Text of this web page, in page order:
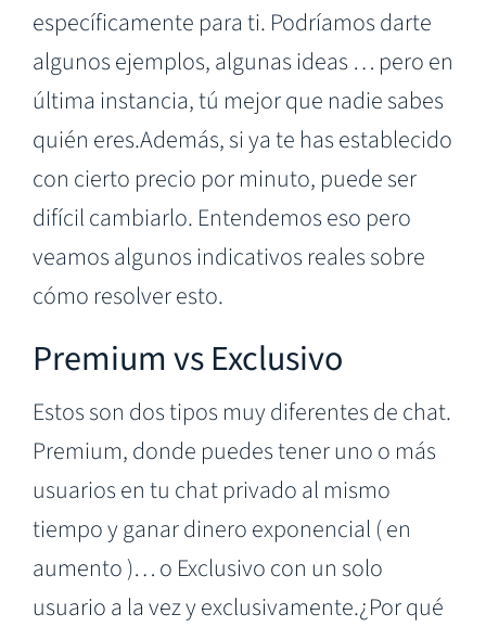
específicamente para ti. Podríamos darte
algunos ejemplos, algunas ideas … pero en
última instancia, tú mejor que nadie sabes
quién eres.Además, si ya te has establecido
con cierto precio por minuto, puede ser
difícil cambiarlo. Entendemos eso pero
veamos algunos indicativos reales sobre
cómo resolver esto.
Premium vs Exclusivo
Estos son dos tipos muy diferentes de chat.
Premium, donde puedes tener uno o más
usuarios en tu chat privado al mismo
tiempo y ganar dinero exponencial ( en
aumento )… o Exclusivo con un solo
usuario a la vez y exclusivamente.¿Por qué